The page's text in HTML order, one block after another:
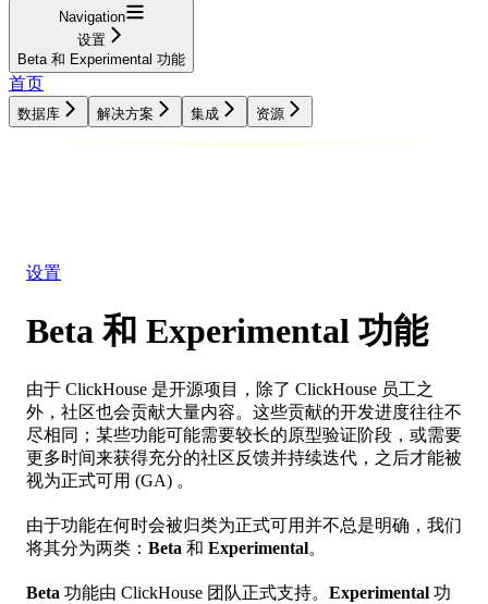
Navigation
设置
Beta 和 Experimental 功能
首页
数据库 解决方案 集成 资源
设置
Beta 和 Experimental 功能
由于 ClickHouse 是开源项目，除了 ClickHouse 员工之
外，社区也会贡献大量内容。这些贡献的开发进度往往不
尽相同；某些功能可能需要较长的原型验证阶段，或需要
更多时间来获得充分的社区反馈并持续迭代，之后才能被
视为正式可用 (GA) 。
由于功能在何时会被归类为正式可用并不总是明确，我们
将其分为两类： Beta 和 Experimental。
Beta 功能由 ClickHouse 团队正式支持。 Experimental 功